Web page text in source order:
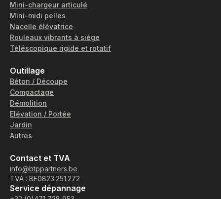
Mini-chargeur articulé
Mini-midi pelles
Nacelle élévatrice
Rouleaux vibrants à siège
Téléscopique rigide et rotatif
Outillage
Béton / Découpe
Compactage
Démolition
Elévation / Portée
Jardin
Autres
Contact et TVA
info@btppartners.be
TVA : BE0823.251.272
Service dépannage